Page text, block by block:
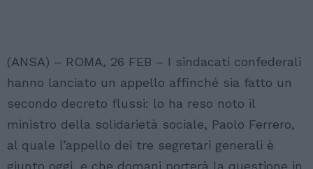
(ANSA) – ROMA, 26 FEB – I sindacati confederali
hanno lanciato un appello affinché sia fatto un
secondo decreto flussi: lo ha reso noto il
ministro della solidarietà sociale, Paolo Ferrero,
al quale l’appello dei tre segretari generali è